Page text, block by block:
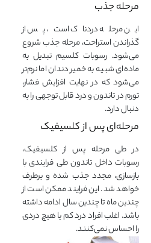
مرحله جذب
این مرحله دردناک است، پس از
گذراندن استراحت، مرحله جذب شروع
می‌شود. رسوبات کلسیم تبدیل به
ماده‌ای شبیه به خمیر دندان اما نرم‌تر
می‌شود که در نهایت افزایش فشار،
تورم در تاندون و درد قابل توجهی را به
دنبال دارد.
مرحله‌ای پس از کلسیفیک
در طی مرحله پس از کلسیفیک،
رسوبات داخل تاندون طی فرایندی با
بازسازی، مجدد جذب شده و برطرف
خواهد شد. این فرایند ممکن است از
چندین ماه تا چندین سال ادامه داشته
باشد. اغلب افراد درد کم یا هیچ دردی
را احساس نمی‌کنند.